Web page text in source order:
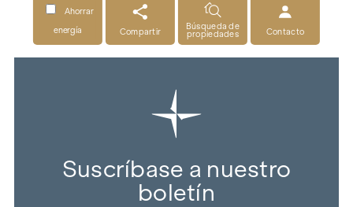
Ahorrar
energía
Compartir
Búsqueda de
propiedades
Contacto
Suscríbase a nuestro
boletín